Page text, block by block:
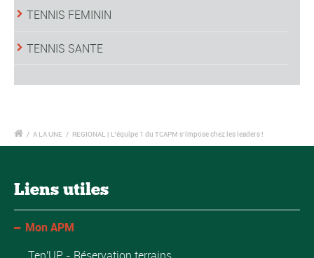
TENNIS FEMININ
TENNIS SANTE
/ A LA UNE / REGIONAL | L’équipe 1 du TCAPM s’impose chez les leaders !
Liens utiles
Mon APM